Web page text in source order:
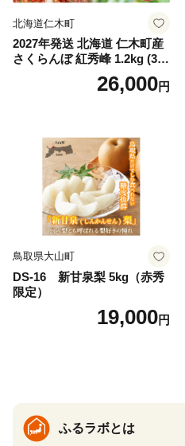
北海道仁木町
2027年発送 北海道 仁木町産
さくらんぼ 紅秀峰 1.2kg (300
g×4パック) Lサイズ以上 旬
桜桃 産地直送 サクランボ チ
26,000円
鳥取県大山町
DS-16 新甘泉梨 5kg（赤秀
限定）
19,000円
ふるラボとは